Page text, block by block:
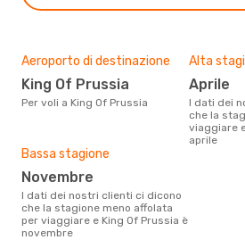
Aeroporto di destinazione
King Of Prussia
Per voli a King Of Prussia
Alta
aprile
I dati dei nostri clienti ci dicono
che la
viaggiare
aprile
Bassa stagione
novembre
I dati dei nostri clienti ci dicono
che la stagione meno affolata
per viaggiare e King Of Prussia è
novembre